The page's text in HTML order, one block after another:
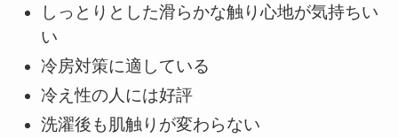
しっとりとした滑らかな触り心地が気持ちい
い
冷房対策に適している
冷え性の人には好評
洗濯後も肌触りが変わらない